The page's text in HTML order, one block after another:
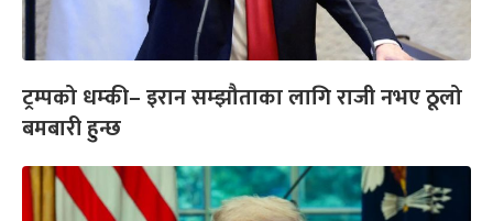
ट्रम्पको धम्की– इरान सम्झौताका लागि राजी नभए ठूलो
बमबारी हुन्छ